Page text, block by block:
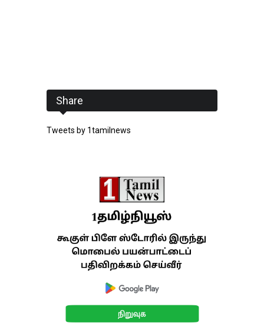
Share
Tweets by 1tamilnews